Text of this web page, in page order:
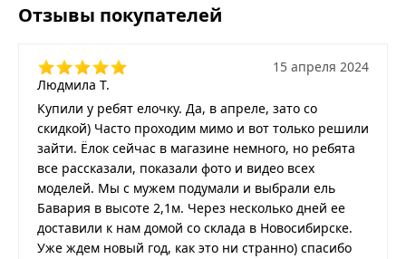
Отзывы покупателей
Людмила Т.
15 апреля 2024
Купили у ребят елочку. Да, в апреле, зато со
скидкой) Часто проходим мимо и вот только решили
зайти. Ёлок сейчас в магазине немного, но ребята
все рассказали, показали фото и видео всех
моделей. Мы с мужем подумали и выбрали ель
Бавария в высоте 2,1м. Через несколько дней ее
доставили к нам домой со склада в Новосибирске.
Уже ждем новый год, как это ни странно) спасибо